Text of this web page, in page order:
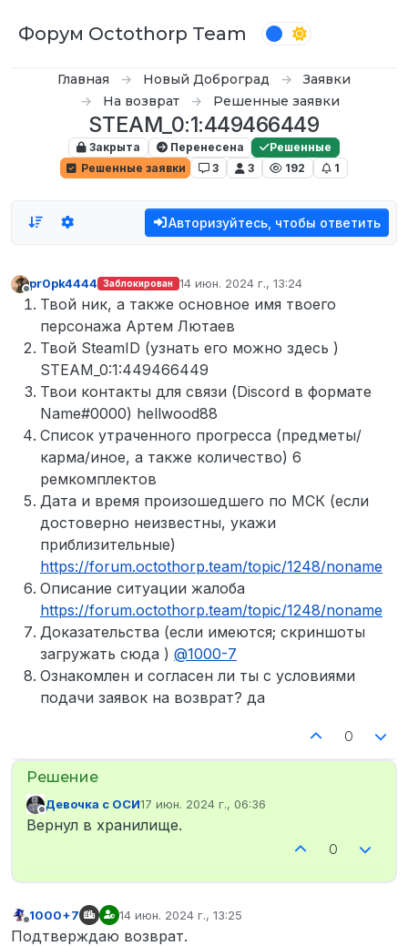
Форум Octothorp Team
Главная Новый Доброград
Заявки
На возврат
Решенные заявки
STEAM_0:1:449466449
Закрыта Перенесена
Решенные
Решенные заявки
3 3 192 1
Авторизуйтесь, чтобы ответить
Не в сети
pr0pk4444 Заблокирован 14 июн. 2024 г., 13:24
отредактировано
Твой ник, а также основное имя твоего
персонажа Артем Лютаев
Твой SteamID (узнать его можно здесь )
STEAM_0:1:449466449
Твои контакты для связи (Discord в формате
Name#0000) hellwood88
Список утраченного прогресса (предметы/
карма/иное, а также количество) 6
ремкомплектов
Дата и время произошедшего по МСК (если
достоверно неизвестны, укажи
приблизительные)
https://forum.octothorp.team/topic/1248/noname
Описание ситуации жалоба
https://forum.octothorp.team/topic/1248/noname
Доказательства (если имеются; скриншоты
загружать сюда ) @1000-7
Ознакомлен и согласен ли ты с условиями
подачи заявок на возврат? да
0
Не в сети
Девочка с ОСИ17 июн. 2024 г., 06:36
отредактировано
Вернул в хранилище.
0
1000+7 14 июн. 2024 г., 13:25
отредактировано
Подтверждаю возврат.